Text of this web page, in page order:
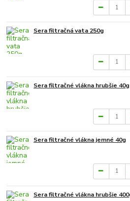
Sera filtračná vata 250g
Sera filtračné vlákna hrubšie 40g
Sera filtračné vlákna jemné 40g
Sera filtračné vlákna hrubšie